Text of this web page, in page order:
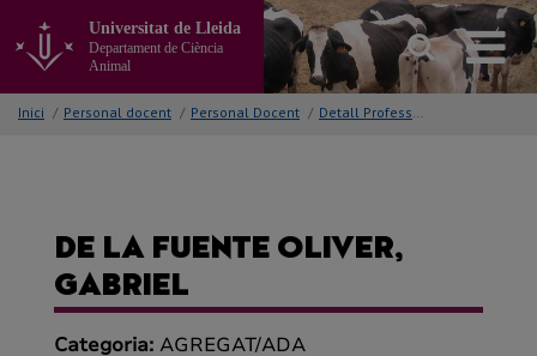
contingut
Universitat de Lleida
Departament de Ciència
Animal
Inici / Personal docent / Personal Docent / Detall Professor/a